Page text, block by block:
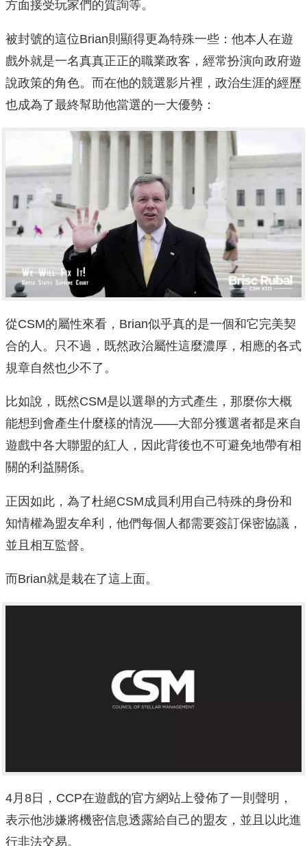
方面接受玩家們的質詢等。
被封號的這位Brian則顯得更為特殊一些：他本人在遊
戲外就是一名真真正正的職業政客，經常扮演向政府遊
說政策的角色。而在他的競選影片裡，政治生涯的經歷
也成為了最終幫助他當選的一大優勢：
從CSM的屬性來看，Brian似乎真的是一個和它完美契
合的人。只不過，既然政治屬性這麼濃厚，相應的各式
規章自然也少不了。
比如說，既然CSM是以選舉的方式產生，那麼你大概
能想到會產生什麼樣的情況——大部分獲選者都是來自
遊戲中各大聯盟的紅人，因此背後也不可避免地帶有相
關的利益關係。
正因如此，為了杜絕CSM成員利用自己特殊的身份和
知情權為盟友牟利，他們每個人都需要簽訂保密協議，
並且相互監督。
而Brian就是栽在了這上面。
4月8日，CCP在遊戲的官方網站上發佈了一則聲明，
表示他涉嫌將機密信息透露給自己的盟友，並且以此進
行非法交易。